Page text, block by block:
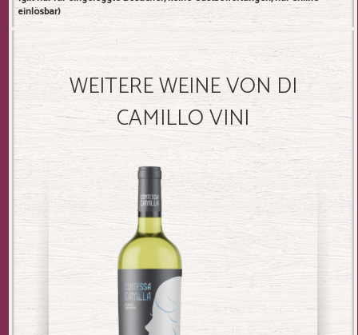
einlösbar)
WEITERE WEINE VON DI
CAMILLO VINI